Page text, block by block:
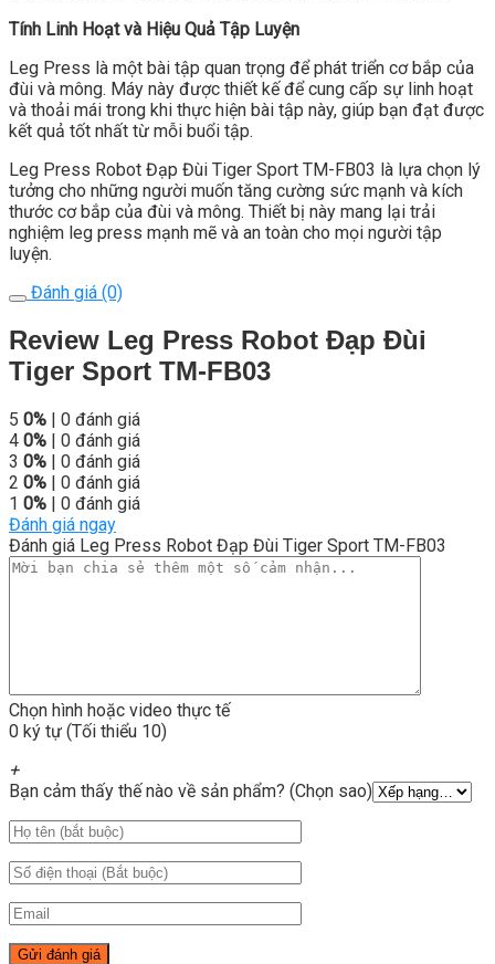
Tính Linh Hoạt và Hiệu Quả Tập Luyện
Leg Press là một bài tập quan trọng để phát triển cơ bắp của
đùi và mông. Máy này được thiết kế để cung cấp sự linh hoạt
và thoải mái trong khi thực hiện bài tập này, giúp bạn đạt được
kết quả tốt nhất từ mỗi buổi tập.
Leg Press Robot Đạp Đùi Tiger Sport TM-FB03 là lựa chọn lý
tưởng cho những người muốn tăng cường sức mạnh và kích
thước cơ bắp của đùi và mông. Thiết bị này mang lại trải
nghiệm leg press mạnh mẽ và an toàn cho mọi người tập
luyện.
Đánh giá (0)
Review Leg Press Robot Đạp Đùi
Tiger Sport TM-FB03
5 0% | 0 đánh giá
4 0% | 0 đánh giá
3 0% | 0 đánh giá
2 0% | 0 đánh giá
1 0% | 0 đánh giá
Đánh giá ngay
Đánh giá Leg Press Robot Đạp Đùi Tiger Sport TM-FB03
Chọn hình hoặc video thực tế
0 ký tự (Tối thiểu 10)
+
Bạn cảm thấy thế nào về sản phẩm? (Chọn sao)